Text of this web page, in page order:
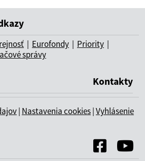
| Eurofondy | Priority |
správy
Kontakty
| Nastavenia cookies|Vyhlásenie